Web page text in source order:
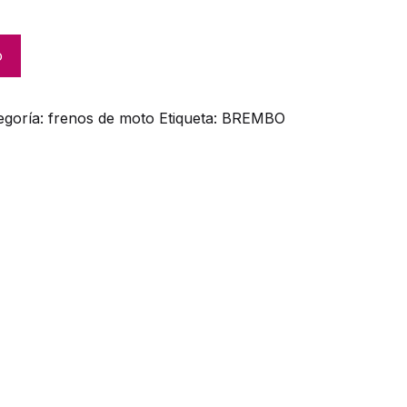
frenos de moto Etiqueta: BREMBO